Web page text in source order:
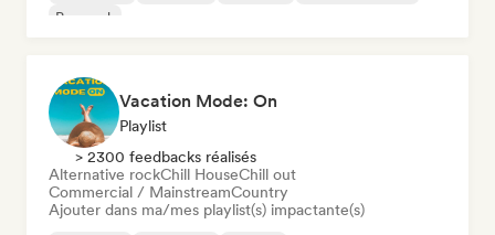
Pop rock
Vacation Mode: On
Playlist
> 2300 feedbacks réalisés
Alternative rockChill HouseChill out
Commercial / MainstreamCountry
Ajouter dans ma/mes playlist(s) impactante(s)